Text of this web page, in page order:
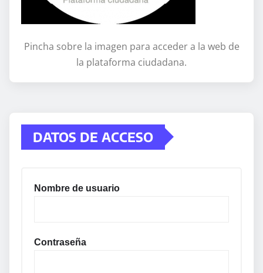
Pincha sobre la imagen para acceder a la web de
la plataforma ciudadana.
DATOS DE ACCESO
Nombre de usuario
Contraseña